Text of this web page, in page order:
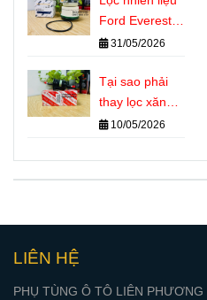
Ford Everest là
gì? Vai trò
động cơ Diesel
31/05/2026
Tại sao phải
thay lọc xăng
Innova đúng kỳ
10/05/2026
LIÊN HỆ
PHỤ TÙNG Ô TÔ LIÊN PHƯƠNG